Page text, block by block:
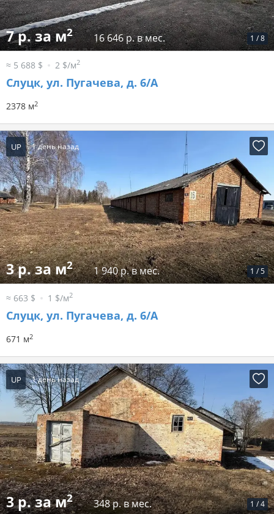
1 /8
7 р. за м2 16 646 р. в мес.
≈ 5 688 $ 2 $/м2
Слуцк, ул. Пугачева, д. 6/А
2378 м2
UP 1 день назад
1 /5
3 р. за м2 1 940 р. в мес.
≈ 663 $ 1 $/м2
Слуцк, ул. Пугачева, д. 6/А
671 м2
UP 1 день назад
1 /4
3 р. за м2 348 р. в мес.